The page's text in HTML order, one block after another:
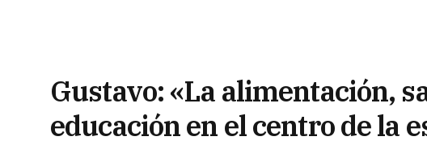
Gustavo: «La alimentación,
educación en el centro de la